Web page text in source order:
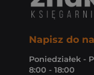
Napisz do
Poniedziałek -
8:00 - 18:00